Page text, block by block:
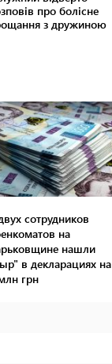
сотрудников
на
нашли
в декларациях на
грн